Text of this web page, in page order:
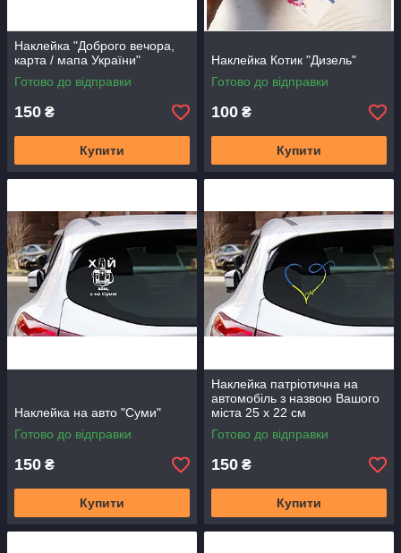
Наклейка "Доброго вечора,
карта / мапа України"
Готово до відправки
150 ₴
Купити
Наклейка Котик "Дизель"
Готово до відправки
100 ₴
Купити
Наклейка на авто "Суми"
Готово до відправки
150 ₴
Купити
Наклейка патріотична на
автомобіль з назвою Вашого
міста 25 х 22 см
Готово до відправки
150 ₴
Купити